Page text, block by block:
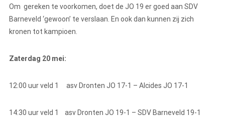
Om gereken te voorkomen, doet de JO 19 er goed aan SDV
Barneveld ‘gewoon’ te verslaan. En ook dan kunnen zij zich
kronen tot kampioen.
Zaterdag 20 mei:
12:00 uur veld 1 asv Dronten JO 17-1 – Alcides JO 17-1
14:30 uur veld 1 asv Dronten JO 19-1 – SDV Barneveld 19-1